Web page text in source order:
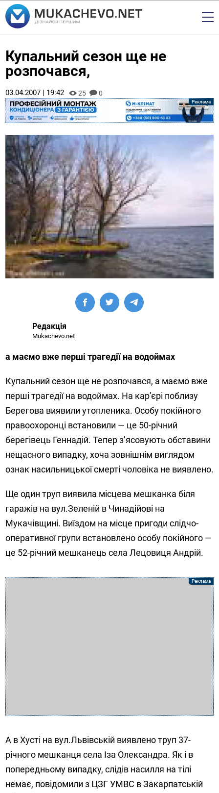
Купальний сезон ще не
розпочався,
03.04.2007 | 19:42 25 0
Редакція
Mukachevo.net
а маємо вже перші трагедії на водоймах
Купальний сезон ще не розпочався, а маємо вже
перші трагедії на водоймах. На кар’єрі поблизу
Берегова виявили утопленика. Особу покійного
правоохоронці встановили — це 50-річний
берегівець Геннадій. Тепер з’ясовують обставини
нещасного випадку, хоча зовнішнім виглядом
ознак насильницької смерті чоловіка не виявлено.
Ще один труп виявила місцева мешканка біля
гаражів на вул.Зеленій в Чинадійові на
Мукачівщині. Виїздом на місце пригоди слідчо-
оперативної групи встановлено особу покійного —
це 52-річний мешканець села Лецовиця Андрій.
А в Хусті на вул.Львівській виявлено труп 37-
річного мешканця села Іза Олександра. Як і в
попередньому випадку, слідів насилля на тілі
немає, повідомили з ЦЗГ УМВС в Закарпатській